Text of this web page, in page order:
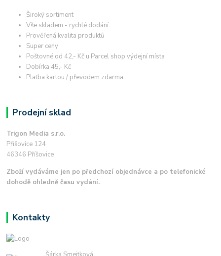
Široký sortiment
Vše skladem - rychlé dodání
Prověřená kvalita produktů
Super ceny
Poštovné od 42,- Kč u Parcel shop výdejní místa
Dobírka 45,- Kč
Platba kartou / převodem zdarma
Prodejní sklad
Trigon Media s.r.o.
Příšovice 124
46346 Příšovice
Zboží vydáváme jen po předchozí objednávce a po telefonické
dohodě ohledně času vydání.
Kontakty